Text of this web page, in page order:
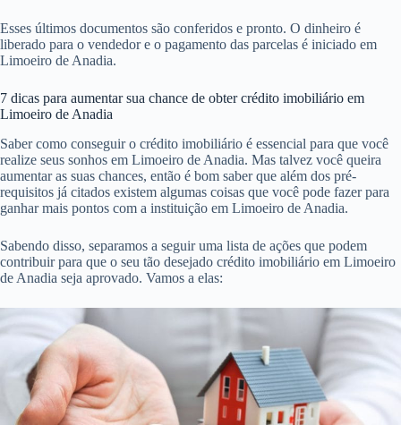
Esses últimos documentos são conferidos e pronto. O dinheiro é
liberado para o vendedor e o pagamento das parcelas é iniciado em
Limoeiro de Anadia.
7 dicas para aumentar sua chance de obter crédito imobiliário em
Limoeiro de Anadia
Saber como conseguir o crédito imobiliário é essencial para que você
realize seus sonhos em Limoeiro de Anadia. Mas talvez você queira
aumentar as suas chances, então é bom saber que além dos pré-
requisitos já citados existem algumas coisas que você pode fazer para
ganhar mais pontos com a instituição em Limoeiro de Anadia.
Sabendo disso, separamos a seguir uma lista de ações que podem
contribuir para que o seu tão desejado crédito imobiliário em Limoeiro
de Anadia seja aprovado. Vamos a elas: